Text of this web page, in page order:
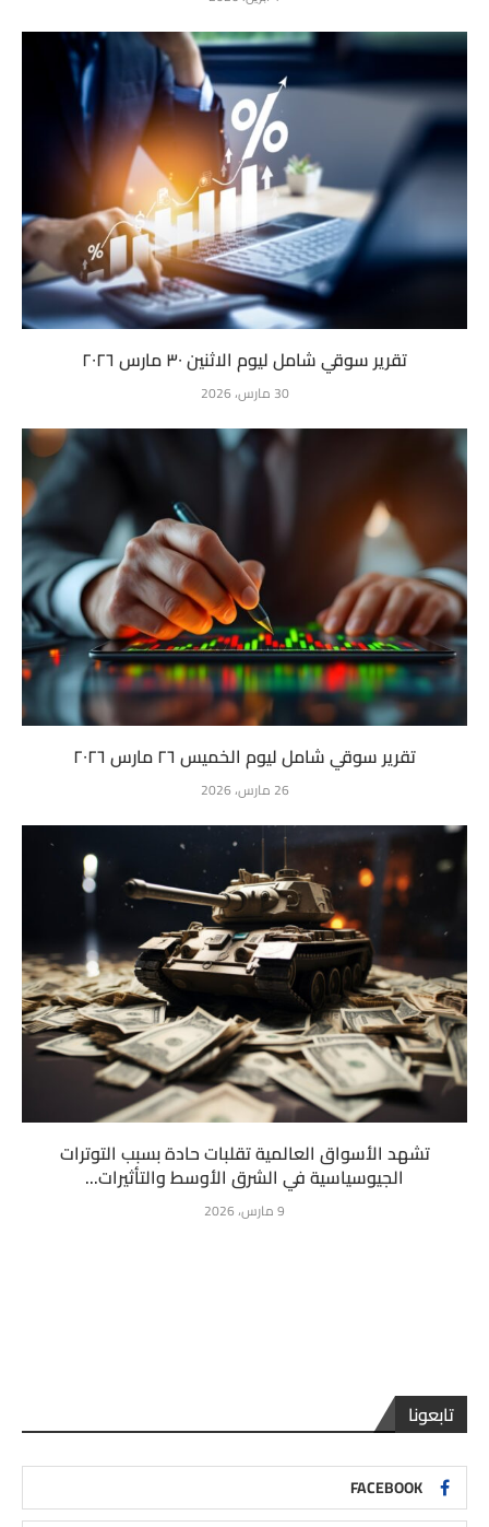
تقرير سوقي شامل ليوم الاثنين ٣٠ مارس ٢٠٢٦
30 مارس، 2026
تقرير سوقي شامل ليوم الخميس ٢٦ مارس ٢٠٢٦
26 مارس، 2026
تشهد الأسواق العالمية تقلبات حادة بسبب التوترات
الجيوسياسية في الشرق الأوسط والتأثيرات...
9 مارس، 2026
تابعونا
FACEBOOK